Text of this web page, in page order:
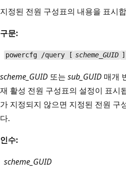
지정된 전원 구성표의 내용을 표시
구문:
powercfg /query [ scheme_GUID
scheme_GUID 또는 sub_GUID 매개
재 활성 전원 구성표의 설정이 표시
가 지정되지 않으면 지정된 전원 구
다.
인수:
scheme_GUID